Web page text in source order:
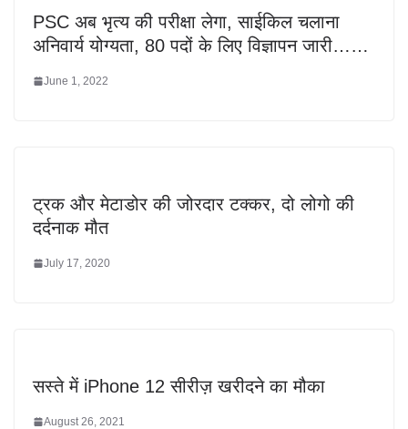
PSC अब भृत्य की परीक्षा लेगा, साईकिल चलाना
अनिवार्य योग्यता, 80 पदों के लिए विज्ञापन जारी……
June 1, 2022
ट्रक और मेटाडोर की जोरदार टक्कर, दो लोगो की
दर्दनाक मौत
July 17, 2020
सस्ते में iPhone 12 सीरीज़ खरीदने का मौका
August 26, 2021